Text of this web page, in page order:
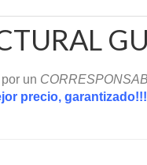
un
precio, garantizado!!!